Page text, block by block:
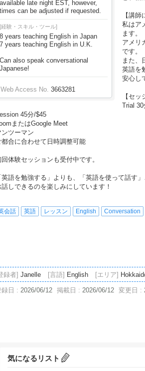
available late night EST, however,
times can be adjusted if requested.
[経験・スキル・ツール]
8 years teaching English in Japan
7 years teaching English in U.K.
Can also speak conversational
Japanese!
Web Access No. 3663281
【講師
私はア
ます。
アメリ
です。
また、
英語を
安心し
【セッ
Trial 30
45分/$45
またはGoogle Meet
ンツーマン
都合に合わせて日時調整可能
回体験セッションも受付中です。
英語を勉強する」よりも、「英語を使って話す
話しできるのを楽しみにしています！
会話 英語 レッスン English Conversation
録者] Janelle [言語] English [エリア]
録日 : 2026/06/12 掲載日 : 2026/06/12 変更日 :
気になるリスト